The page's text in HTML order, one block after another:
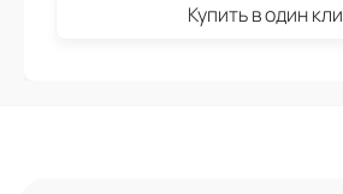
Купить в один